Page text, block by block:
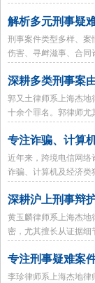
解析多元刑事疑
刑事案件类型多样、案
伤害、寻衅滋事、合同
深耕多类刑事案
郭又土律师系上海杰地
十余个罪名。郭律师
专注诈骗、计算
近年来，跨境电信网络
诈骗、计算机及经济类
深耕沪上刑事辩
黄玉麟律师系上海杰地
密，尤其擅长从证据
专注刑事疑难案
李珍律师系上海杰地律